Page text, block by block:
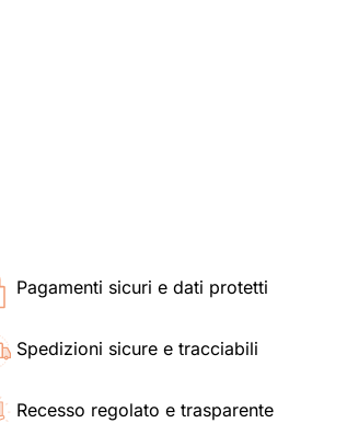
Pagamenti sicuri e dati protetti
Spedizioni sicure e tracciabili
Recesso regolato e trasparente